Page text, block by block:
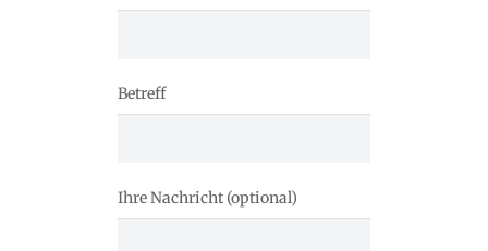
Betreff
Ihre Nachricht (optional)